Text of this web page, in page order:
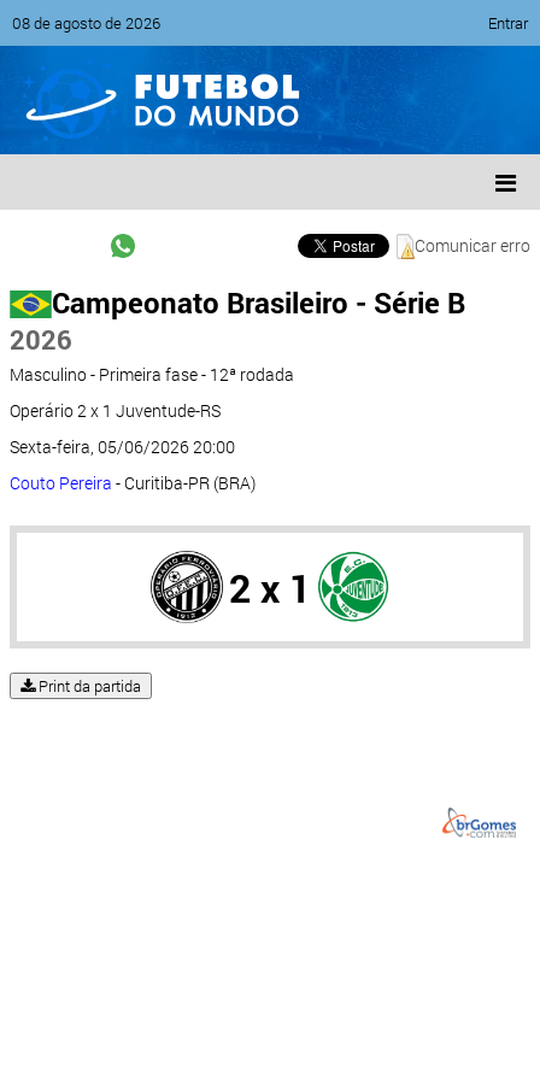
08 de agosto de 2026 Entrar
Comunicar erro
Campeonato Brasileiro - Série B
2026
Masculino - Primeira fase - 12ª rodada
Operário 2 x 1 Juventude-RS
Sexta-feira, 05/06/2026 20:00
Couto Pereira - Curitiba-PR (BRA)
2 x 1
Print da partida